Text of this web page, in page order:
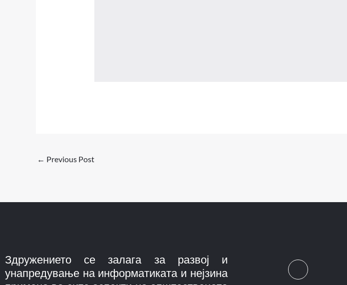
← Previous Post
Здружението се залага за развој и
унапредување на информатиката и нејзина